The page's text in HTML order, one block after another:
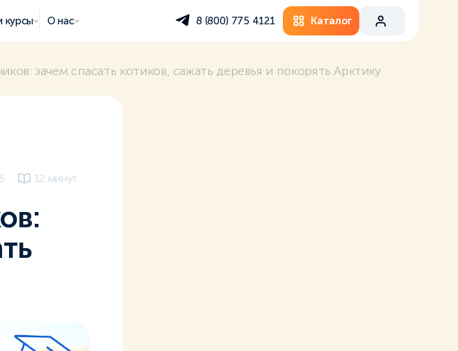
курсы О нас 8 (800) 775 4121 Каталог
зачем спасать котиков, сажать деревья и покорять Арктику
12 минут